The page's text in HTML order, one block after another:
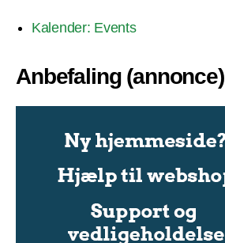
Kalender: Events
Anbefaling (annonce)